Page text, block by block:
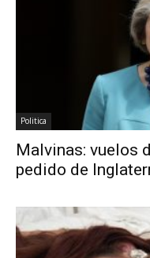
Politica
Malvinas: vuelos
pedido de